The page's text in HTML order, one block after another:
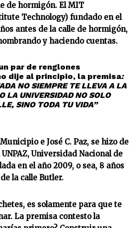
de hormigón. El MIT
Technology) fundado en el
antes de la calle de hormigón,
y haciendo cuentas.
par de renglones
dije al principio, la premisa:
NO SIEMPRE TE LLEVA A LA
LA UNIVERSIDAD NO SOLO
SINO TODA TU VIDA”
e José C. Paz, se hizo de
UNPAZ, Universidad Nacional de
en el año 2009, o sea, 8 años
la calle Butler.
es solamente para que te
La premisa contesto la